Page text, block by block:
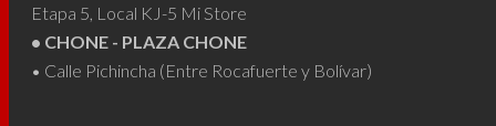
Etapa 5, Local KJ-5 Mi Store
• CHONE - PLAZA CHONE
• Calle Pichincha (Entre Rocafuerte y Bolívar)